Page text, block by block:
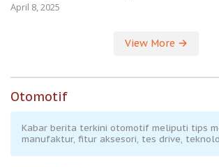
April 8, 2025
View More
Otomotif
Kabar berita terkini otomotif meliputi tips
manufaktur, fitur aksesori, tes drive,